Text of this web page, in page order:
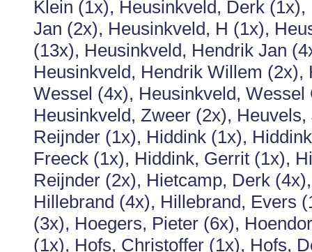
Klein (1x), Heusinkveld, Derk
Jan (2x), Heusinkveld, H (1x),
(13x), Heusinkveld, Hendrik Jan
Heusinkveld, Hendrik Willem
Wessel (4x), Heusinkveld,
Heusinkveld, Zweer (2x),
Reijnder (1x), Hiddink (1x),
Freeck (1x), Hiddink, Gerrit (1x),
Reijnder (2x), Hietcamp, Derk
Hillebrand (4x), Hillebrand, Evers
(3x), Hoegers, Pieter (6x),
(1x), Hofs, Christoffer (1x), Hofs,